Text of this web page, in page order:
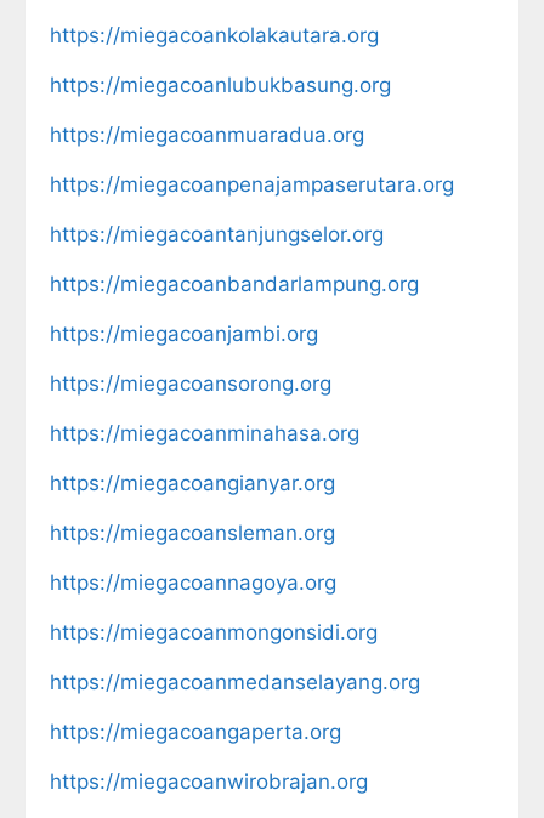
https://miegacoankolakautara.org
https://miegacoanlubukbasung.org
https://miegacoanmuaradua.org
https://miegacoanpenajampaserutara.org
https://miegacoantanjungselor.org
https://miegacoanbandarlampung.org
https://miegacoanjambi.org
https://miegacoansorong.org
https://miegacoanminahasa.org
https://miegacoangianyar.org
https://miegacoansleman.org
https://miegacoannagoya.org
https://miegacoanmongonsidi.org
https://miegacoanmedanselayang.org
https://miegacoangaperta.org
https://miegacoanwirobrajan.org